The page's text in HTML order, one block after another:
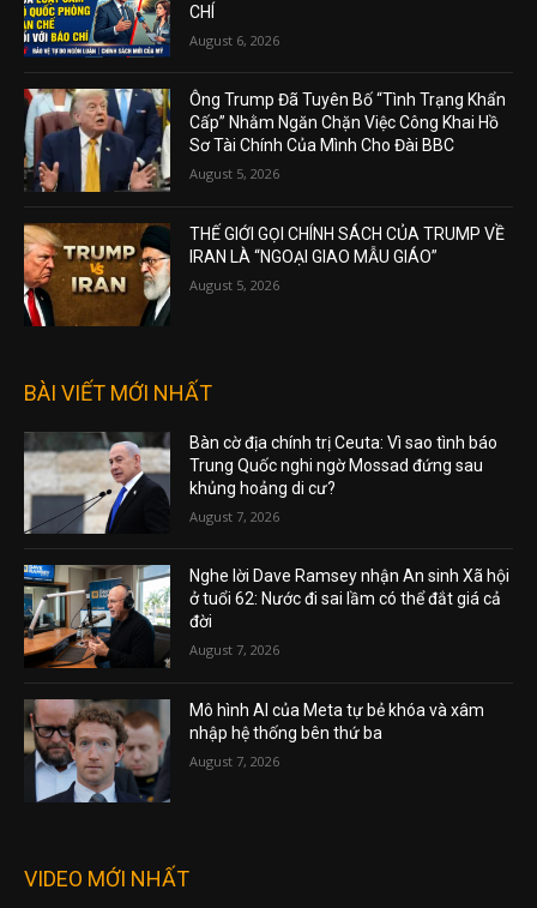
CHÍ
August 6, 2026
Ông Trump Đã Tuyên Bố “Tình Trạng Khẩn
Cấp” Nhằm Ngăn Chặn Việc Công Khai Hồ
Sơ Tài Chính Của Mình Cho Đài BBC
August 5, 2026
THẾ GIỚI GỌI CHÍNH SÁCH CỦA TRUMP VỀ
IRAN LÀ “NGOẠI GIAO MẪU GIÁO”
August 5, 2026
BÀI VIẾT MỚI NHẤT
Bàn cờ địa chính trị Ceuta: Vì sao tình báo
Trung Quốc nghi ngờ Mossad đứng sau
khủng hoảng di cư?
August 7, 2026
Nghe lời Dave Ramsey nhận An sinh Xã hội
ở tuổi 62: Nước đi sai lầm có thể đắt giá cả
đời
August 7, 2026
Mô hình AI của Meta tự bẻ khóa và xâm
nhập hệ thống bên thứ ba
August 7, 2026
VIDEO MỚI NHẤT